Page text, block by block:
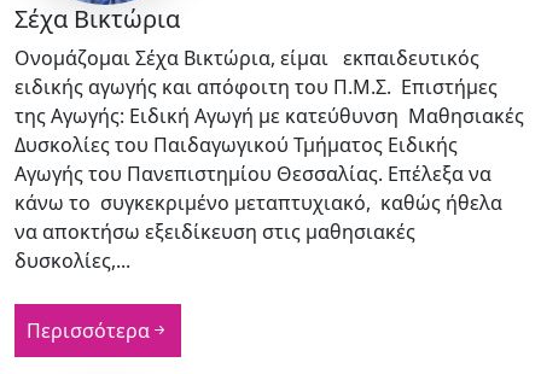
Σέχα Βικτώρια
Ονομάζομαι Σέχα Βικτώρια, είμαι εκπαιδευτικός
ειδικής αγωγής και απόφοιτη του Π.Μ.Σ. Επιστήμες
της Αγωγής: Ειδική Αγωγή με κατεύθυνση Μαθησιακές
Δυσκολίες του Παιδαγωγικού Τμήματος Ειδικής
Αγωγής του Πανεπιστημίου Θεσσαλίας. Επέλεξα να
κάνω το συγκεκριμένο μεταπτυχιακό, καθώς ήθελα
να αποκτήσω εξειδίκευση στις μαθησιακές
δυσκολίες,...
Περισσότερα